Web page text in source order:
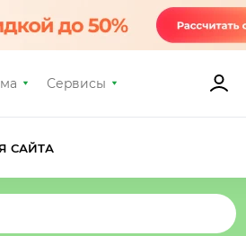
Сервисы
САЙТА